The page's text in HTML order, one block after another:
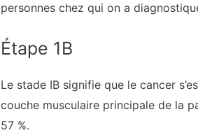
personnes chez qui on a
Étape 1B
Le stade IB signifie que le cancer
couche musculaire principale de la
57 %.